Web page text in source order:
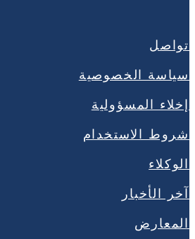
تواصل
سياسة الخصوصية
إخلاء المسؤولية
شروط الاستخدام
الوكلاء
آخر الأخبار
المعارض